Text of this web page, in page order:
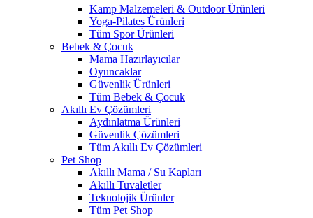
Kamp Malzemeleri & Outdoor Ürünleri
Yoga-Pilates Ürünleri
Tüm Spor Ürünleri
Bebek & Çocuk
Mama Hazırlayıcılar
Oyuncaklar
Güvenlik Ürünleri
Tüm Bebek & Çocuk
Akıllı Ev Çözümleri
Aydınlatma Ürünleri
Güvenlik Çözümleri
Tüm Akıllı Ev Çözümleri
Pet Shop
Akıllı Mama / Su Kapları
Akıllı Tuvaletler
Teknolojik Ürünler
Tüm Pet Shop